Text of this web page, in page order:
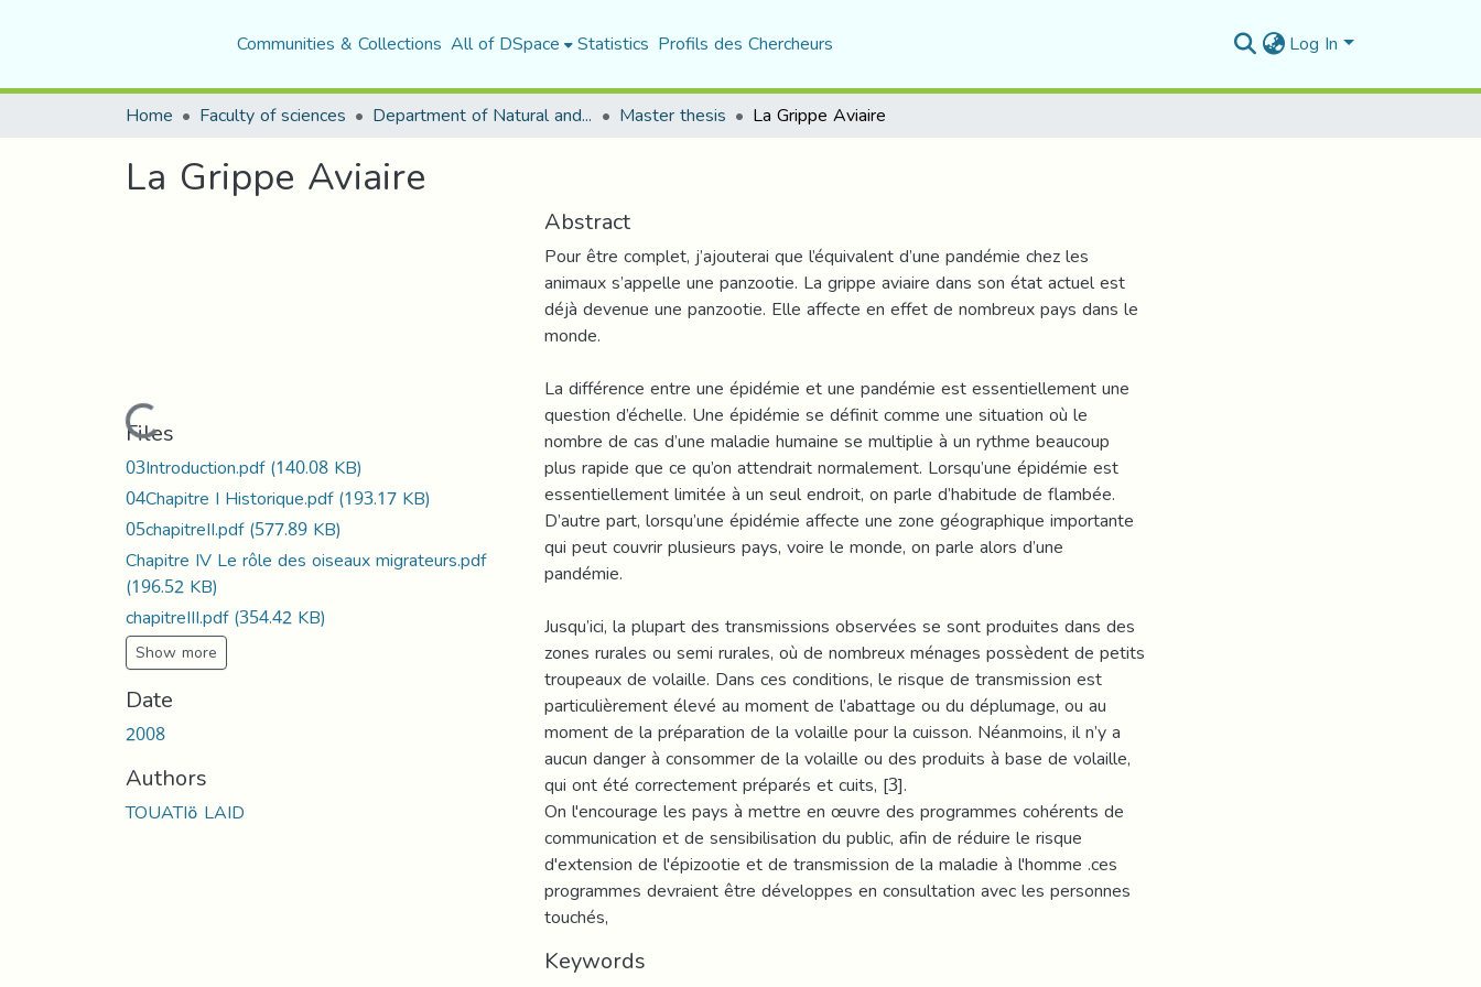
Communities & Collections All of DSpace Statistics Profils des Chercheurs Log In
Home Faculty of sciences Department of Natural and Life Sciences Master thesis La Grippe Aviaire
La Grippe Aviaire
Loading...
Files
03Introduction.pdf(140.08 KB)
04Chapitre І Historique.pdf(193.17 KB)
05chapitreII.pdf(577.89 KB)
Chapitre IV Le rôle des oiseaux migrateurs.pdf
(196.52 KB)
chapitreIII.pdf(354.42 KB)
Show more
Date
2008
Authors
TOUATIة LAID
Abstract
Pour être complet, j’ajouterai que l’équivalent d’une pandémie chez les
animaux s’appelle une panzootie. La grippe aviaire dans son état actuel est
déjà devenue une panzootie. Elle affecte en effet de nombreux pays dans le
monde.
La différence entre une épidémie et une pandémie est essentiellement une
question d’échelle. Une épidémie se définit comme une situation où le
nombre de cas d’une maladie humaine se multiplie à un rythme beaucoup
plus rapide que ce qu’on attendrait normalement. Lorsqu’une épidémie est
essentiellement limitée à un seul endroit, on parle d’habitude de flambée.
D’autre part, lorsqu’une épidémie affecte une zone géographique importante
qui peut couvrir plusieurs pays, voire le monde, on parle alors d’une
pandémie.
Jusqu’ici, la plupart des transmissions observées se sont produites dans des
zones rurales ou semi rurales, où de nombreux ménages possèdent de petits
troupeaux de volaille. Dans ces conditions, le risque de transmission est
particulièrement élevé au moment de l’abattage ou du déplumage, ou au
moment de la préparation de la volaille pour la cuisson. Néanmoins, il n’y a
aucun danger à consommer de la volaille ou des produits à base de volaille,
qui ont été correctement préparés et cuits, [3].
On l'encourage les pays à mettre en œuvre des programmes cohérents de
communication et de sensibilisation du public, afin de réduire le risque
d'extension de l'épizootie et de transmission de la maladie à l'homme .ces
programmes devraient être développes en consultation avec les personnes
touchés,
Keywords